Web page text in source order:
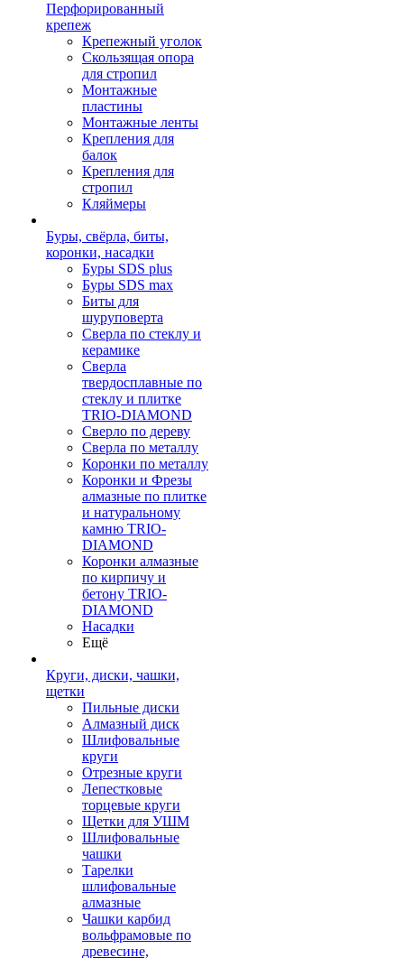
Перфорированный
крепеж
Крепежный уголок
Скользящая опора
для стропил
Монтажные
пластины
Монтажные ленты
Крепления для
балок
Крепления для
стропил
Кляймеры
Буры, свёрла, биты,
коронки, насадки
Буры SDS plus
Буры SDS max
Биты для
шуруповерта
Сверла по стеклу и
керамике
Сверла
твердосплавные по
стеклу и плитке
TRIO-DIAMOND
Сверло по дереву
Сверла по металлу
Коронки по металлу
Коронки и Фрезы
алмазные по плитке
и натуральному
камню TRIO-
DIAMOND
Коронки алмазные
по кирпичу и
бетону TRIO-
DIAMOND
Насадки
Ещё
Круги, диски, чашки,
щетки
Пильные диски
Алмазный диск
Шлифовальные
круги
Отрезные круги
Лепестковые
торцевые круги
Щетки для УШМ
Шлифовальные
чашки
Тарелки
шлифовальные
алмазные
Чашки карбид
вольфрамовые по
древесине,